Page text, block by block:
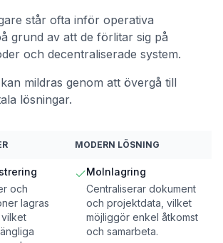
står ofta inför operativa
grund av att de förlitar sig på
och decentraliserade system.
mildras genom att övergå till
lösningar.
MODERN LÖSNING
och
lagras
Molnlagring
Centraliserar dokument
och projektdata, vilket
möjliggör enkel åtkomst
och samarbeta.